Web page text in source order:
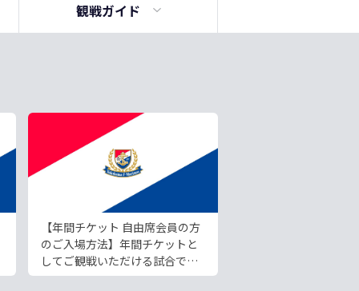
観戦ガイド
【年間チケット 自由席会員の方
のご入場方法】年間チケットと
してご観戦いただける試合で
す。